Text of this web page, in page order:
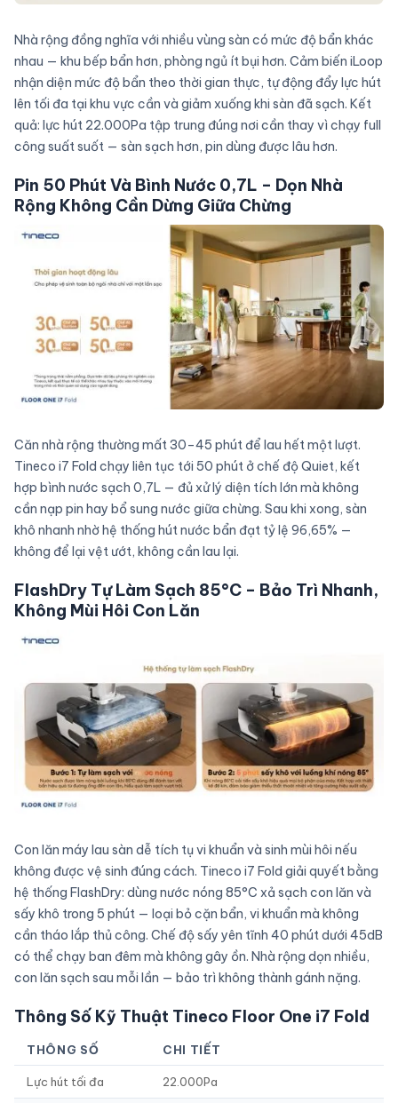
Nhà rộng đồng nghĩa với nhiều vùng sàn có mức độ bẩn khác
nhau — khu bếp bẩn hơn, phòng ngủ ít bụi hơn. Cảm biến iLoop
nhận diện mức độ bẩn theo thời gian thực, tự động đẩy lực hút
lên tối đa tại khu vực cần và giảm xuống khi sàn đã sạch. Kết
quả: lực hút 22.000Pa tập trung đúng nơi cần thay vì chạy full
công suất suốt — sàn sạch hơn, pin dùng được lâu hơn.
Pin 50 Phút Và Bình Nước 0,7L – Dọn Nhà
Rộng Không Cần Dừng Giữa Chừng
Căn nhà rộng thường mất 30–45 phút để lau hết một lượt.
Tineco i7 Fold chạy liên tục tới 50 phút ở chế độ Quiet, kết
hợp bình nước sạch 0,7L — đủ xử lý diện tích lớn mà không
cần nạp pin hay bổ sung nước giữa chừng. Sau khi xong, sàn
khô nhanh nhờ hệ thống hút nước bẩn đạt tỷ lệ 96,65% —
không để lại vệt ướt, không cần lau lại.
FlashDry Tự Làm Sạch 85°C – Bảo Trì Nhanh,
Không Mùi Hôi Con Lăn
Con lăn máy lau sàn dễ tích tụ vi khuẩn và sinh mùi hôi nếu
không được vệ sinh đúng cách. Tineco i7 Fold giải quyết bằng
hệ thống FlashDry: dùng nước nóng 85°C xả sạch con lăn và
sấy khô trong 5 phút — loại bỏ cặn bẩn, vi khuẩn mà không
cần tháo lắp thủ công. Chế độ sấy yên tĩnh 40 phút dưới 45dB
có thể chạy ban đêm mà không gây ồn. Nhà rộng dọn nhiều,
con lăn sạch sau mỗi lần — bảo trì không thành gánh nặng.
Thông Số Kỹ Thuật Tineco Floor One i7 Fold
THÔNG SỐ CHI TIẾT
Lực hút tối đa 22.000Pa